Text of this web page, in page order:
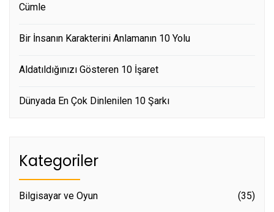
Cümle
Bir İnsanın Karakterini Anlamanın 10 Yolu
Aldatıldığınızı Gösteren 10 İşaret
Dünyada En Çok Dinlenilen 10 Şarkı
Kategoriler
Bilgisayar ve Oyun (35)